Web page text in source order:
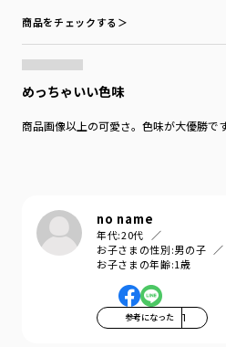
商品をチェックする＞
めっちゃいい色味
商品画像以上の可愛さ。色味が大優勝で
no name
年代:20代
お子さまの性別:男の子
お子さまの年齢:1歳
参考になった 1